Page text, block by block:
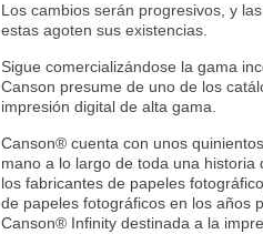
Los cambios serán progresivos, y
estas agoten sus existencias.
Sigue comercializándose la gama
Canson presume de uno de los
impresión digital de alta gama.
Canson® cuenta con unos
mano a lo largo de toda una
los fabricantes de papeles
de papeles fotográficos en los años
Canson® Infinity destinada a la